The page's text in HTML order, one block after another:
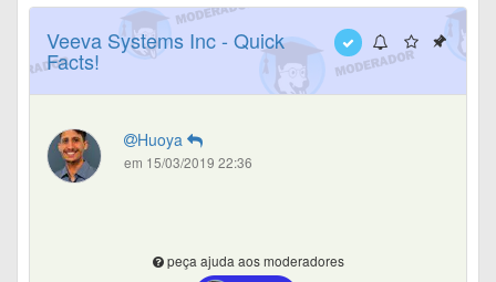
Veeva Systems Inc - Quick
Facts!
Huoya
em 15/03/2019 22:36
peça ajuda aos moderadores